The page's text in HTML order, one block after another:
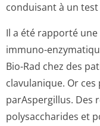
conduisant à un
Il a été rapporté
immuno-
Bio-Rad chez des
clavulanique. Or
parAspergillus. Des
polysaccharides et